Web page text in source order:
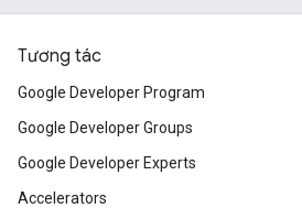
Tương tác
Google Developer Program
Google Developer Groups
Google Developer Experts
Accelerators